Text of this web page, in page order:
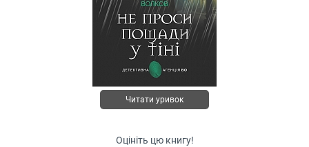
Читати уривок
Оцініть цю книгу!